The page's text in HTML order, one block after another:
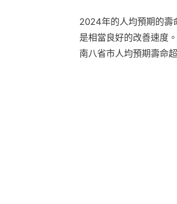
2024年的人均預期的壽
是相當良好的改善速度
南八省市人均預期壽命